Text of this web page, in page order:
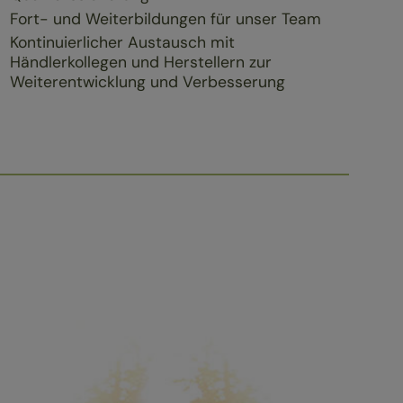
Fort- und Weiterbildungen für unser Team
Kontinuierlicher Austausch mit
Händlerkollegen und Herstellern zur
Weiterentwicklung und Verbesserung